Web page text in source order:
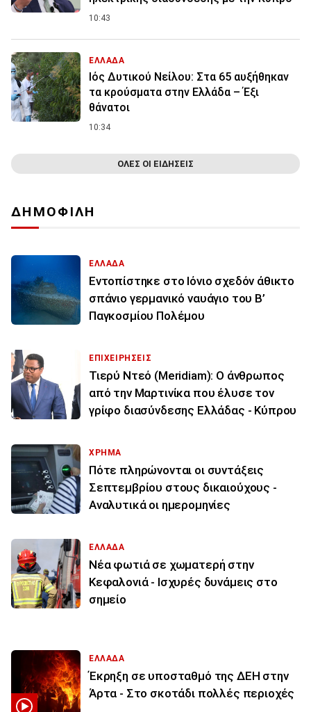
10:43
ΕΛΛΑΔΑ
Ιός Δυτικού Νείλου: Στα 65 αυξήθηκαν
τα κρούσματα στην Ελλάδα – Έξι
θάνατοι
10:34
ΟΛΕΣ ΟΙ ΕΙΔΗΣΕΙΣ
ΔΗΜΟΦΙΛΗ
ΕΛΛΑΔΑ
Εντοπίστηκε στο Ιόνιο σχεδόν άθικτο
σπάνιο γερμανικό ναυάγιο του Β’
Παγκοσμίου Πολέμου
ΕΠΙΧΕΙΡΗΣΕΙΣ
Τιερύ Ντεό (Meridiam): Ο άνθρωπος
από την Μαρτινίκα που έλυσε τον
γρίφο διασύνδεσης Ελλάδας - Κύπρου
ΧΡΗΜΑ
Πότε πληρώνονται οι συντάξεις
Σεπτεμβρίου στους δικαιούχους -
Αναλυτικά οι ημερομηνίες
ΕΛΛΑΔΑ
Νέα φωτιά σε χωματερή στην
Κεφαλονιά - Ισχυρές δυνάμεις στο
σημείο
ΕΛΛΑΔΑ
Έκρηξη σε υποσταθμό της ΔΕΗ στην
Άρτα - Στο σκοτάδι πολλές περιοχές